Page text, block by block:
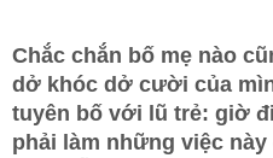
Chắc chắn bố mẹ nào
dở khóc dở cười của
tuyên bố với lũ trẻ: giờ
phải làm những việc